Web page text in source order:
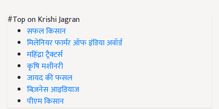
#Top on Krishi Jagran
सफल किसान
मिलेनियर फार्मर ऑफ इंडिया अवॉर्ड
महिंद्रा ट्रैक्टर्स
कृषि मशीनरी
जायद की फसल
बिज़नेस आइडियाज
पीएम किसान